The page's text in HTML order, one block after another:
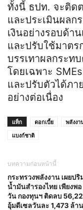
ทั้งนี้ ธปท. จะติด
และประเมินผลก
เงินอย่างรอบด้า
และปรับใช้มาตร
บรรเทาผลกระท
โดยเฉพาะ
และปรับตัวได้ภ
อย่างต่อเนื่อง
แท็ก ดอกเบี้ย พลังงา
แบงก์ชาติ
บทความก่อนหน้านี้
กระทรวงพลังงาน เผยป
น้ำมันสำรองไทย เพียงพ
วัน กองทุนฯ ติดลบ
อุ้มดีเซลวันละ 1,473 ล้าน